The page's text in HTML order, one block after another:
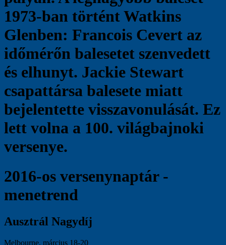
1973-ban történt Watkins
Glenben: Francois Cevert az
időmérőn balesetet szenvedett
és elhunyt. Jackie Stewart
csapattársa balesete miatt
bejelentette visszavonulását. Ez
lett volna a 100. világbajnoki
versenye.
2016-os versenynaptár -
menetrend
Ausztrál Nagydíj
Melbourne, március 18-20